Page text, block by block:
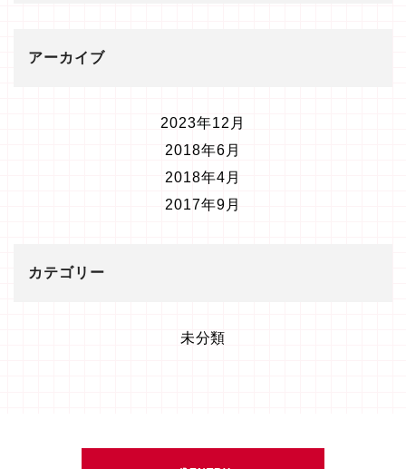
アーカイブ
2023年12月
2018年6月
2018年4月
2017年9月
カテゴリー
未分類